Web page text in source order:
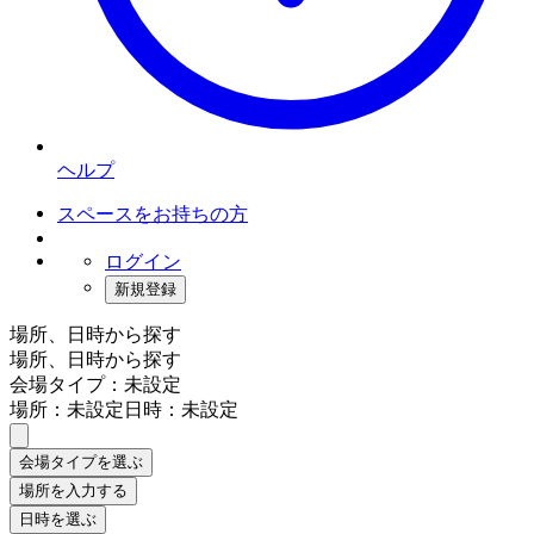
ヘルプ
スペースをお持ちの方
ログイン
新規登録
場所、日時から探す
場所、日時から探す
会場タイプ：未設定
場所：未設定日時：未設定
会場タイプを選ぶ
場所を入力する
日時を選ぶ